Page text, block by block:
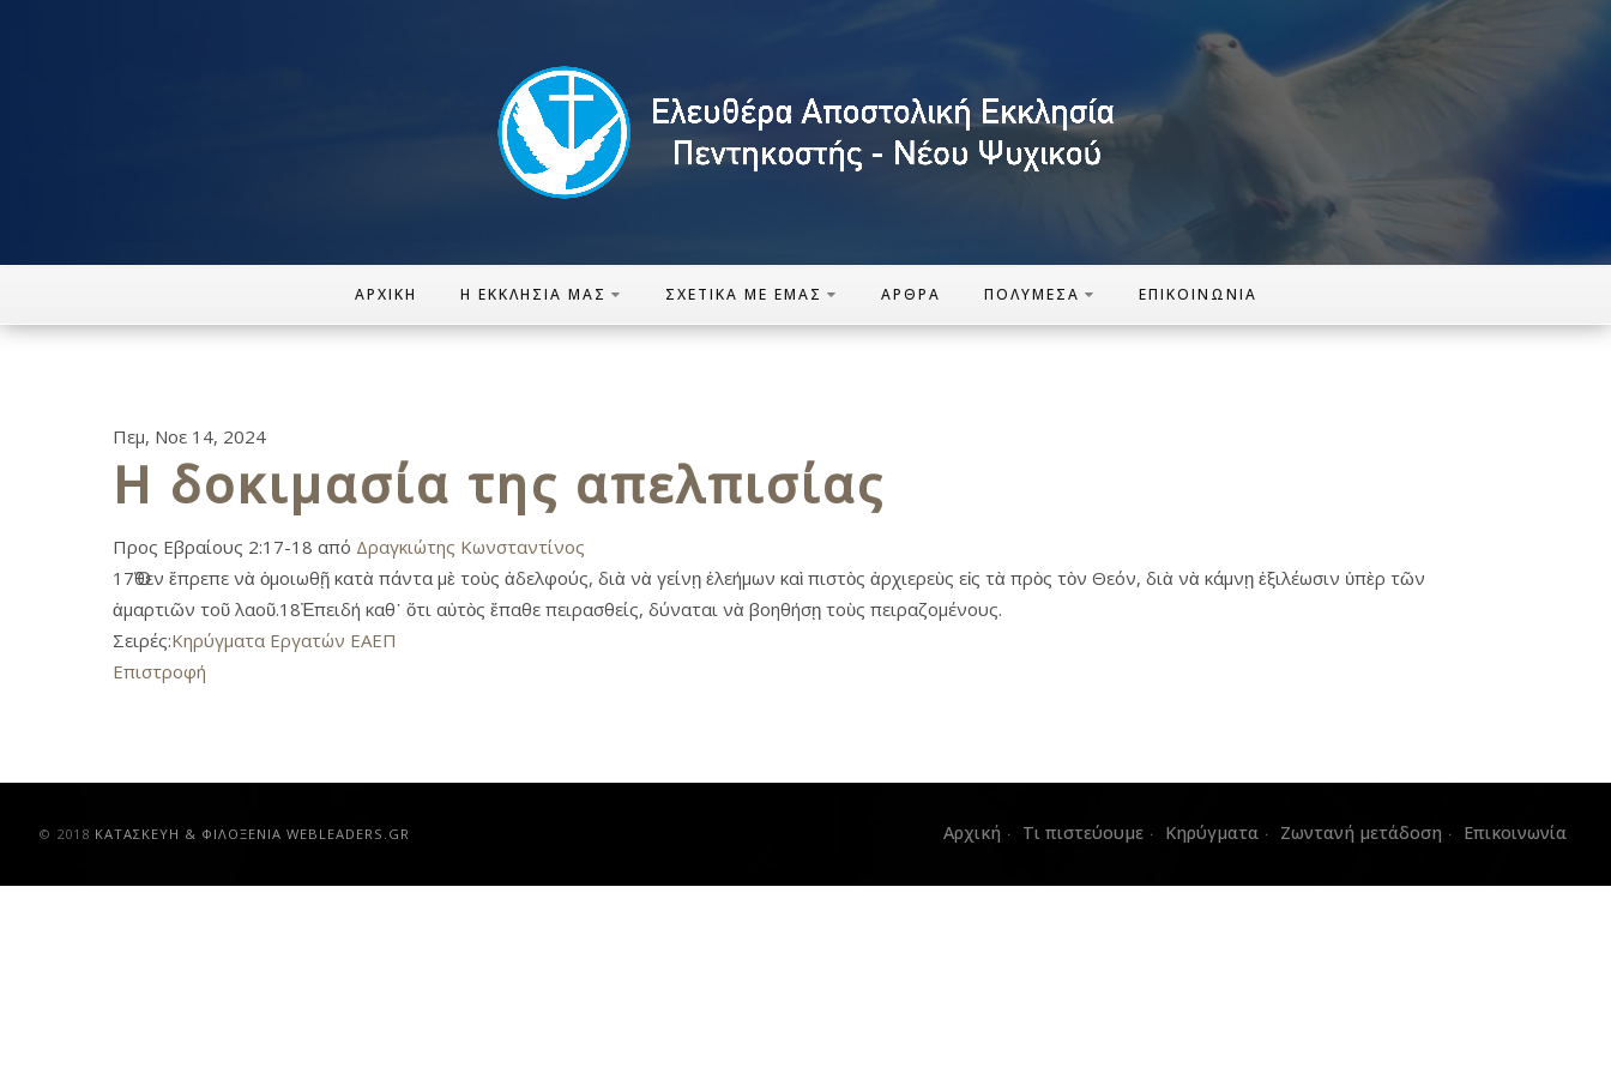
ΑΡΧΙΚΉ Η ΕΚΚΛΗΣΊΑ ΜΑΣ ΣΧΕΤΙΚΆ ΜΕ ΕΜΆΣ ΆΡΘΡΑ ΠΟΛΥΜΈΣΑ ΕΠΙΚΟΙΝΩΝΊΑ
Πεμ, Νοε 14, 2024
Η δοκιμασία της απελπισίας
Προς Εβραίους 2:17-18 από Δραγκιώτης Κωνσταντίνος
17Ὅθεν ἔπρεπε νὰ ὁμοιωθῇ κατὰ πάντα μὲ τοὺς ἀδελφούς, διὰ νὰ γείνῃ ἐλεήμων καὶ πιστὸς ἀρχιερεὺς εἰς τὰ πρὸς τὸν Θεόν, διὰ νὰ κάμνῃ ἐξιλέωσιν ὑπὲρ τῶν
ἁμαρτιῶν τοῦ λαοῦ.18Ἐπειδή καθ᾿ ὅτι αὐτὸς ἔπαθε πειρασθείς, δύναται νὰ βοηθήσῃ τοὺς πειραζομένους.
Σειρές:Κηρύγματα Εργατών ΕΑΕΠ
Επιστροφή
Αρχική Τι πιστεύουμε Κηρύγματα Ζωντανή μετάδοση Επικοινωνία
© 2018 ΚAΤΑΣΚΕΥΗ & ΦΙΛΟΞΕΝΙΑ WEBLEADERS.GR